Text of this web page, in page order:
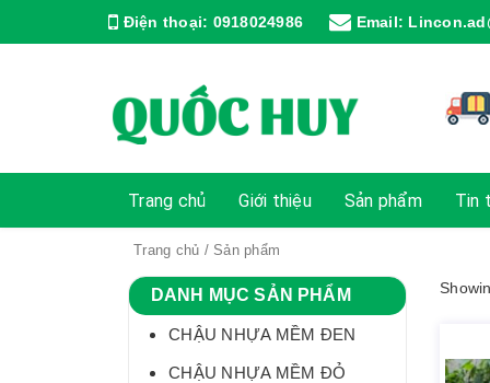
Điện thoại: 0918024986 Email:
Trang chủ Giới thiệu Sản phẩm Tin
Trang chủ / Sản phẩm
DANH MỤC SẢN PHẨM
CHẬU NHỰA MỀM ĐEN
CHẬU NHỰA MỀM ĐỎ